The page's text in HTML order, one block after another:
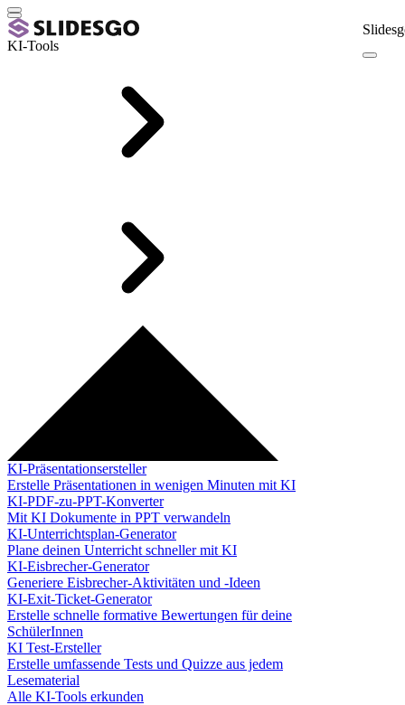
KI-Tools
KI-Präsentationsersteller
Erstelle Präsentationen in wenigen Minuten mit KI
KI-PDF-zu-PPT-Konverter
Mit KI Dokumente in PPT verwandeln
KI-Unterrichtsplan-Generator
Plane deinen Unterricht schneller mit KI
KI-Eisbrecher-Generator
Generiere Eisbrecher-Aktivitäten und -Ideen
KI-Exit-Ticket-Generator
Erstelle schnelle formative Bewertungen für deine
SchülerInnen
KI Test-Ersteller
Erstelle umfassende Tests und Quizze aus jedem
Lesematerial
Alle KI-Tools erkunden